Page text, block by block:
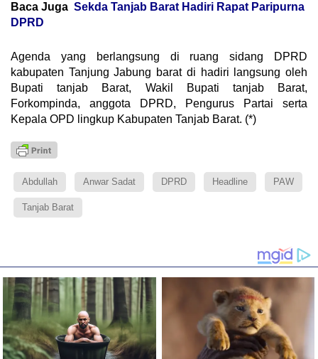
Baca Juga Sekda Tanjab Barat Hadiri Rapat Paripurna
DPRD
Agenda yang berlangsung di ruang sidang DPRD
kabupaten Tanjung Jabung barat di hadiri langsung oleh
Bupati tanjab Barat, Wakil Bupati tanjab Barat,
Forkompinda, anggota DPRD, Pengurus Partai serta
Kepala OPD lingkup Kabupaten Tanjab Barat. (*)
Abdullah Anwar Sadat DPRD Headline PAW
Tanjab Barat